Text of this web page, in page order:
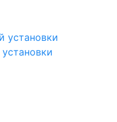
установки